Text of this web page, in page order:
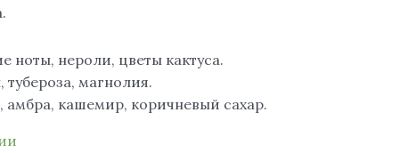
ноты, нероли, цветы кактуса.
магнолия.
амбра, кашемир, коричневый сахар.